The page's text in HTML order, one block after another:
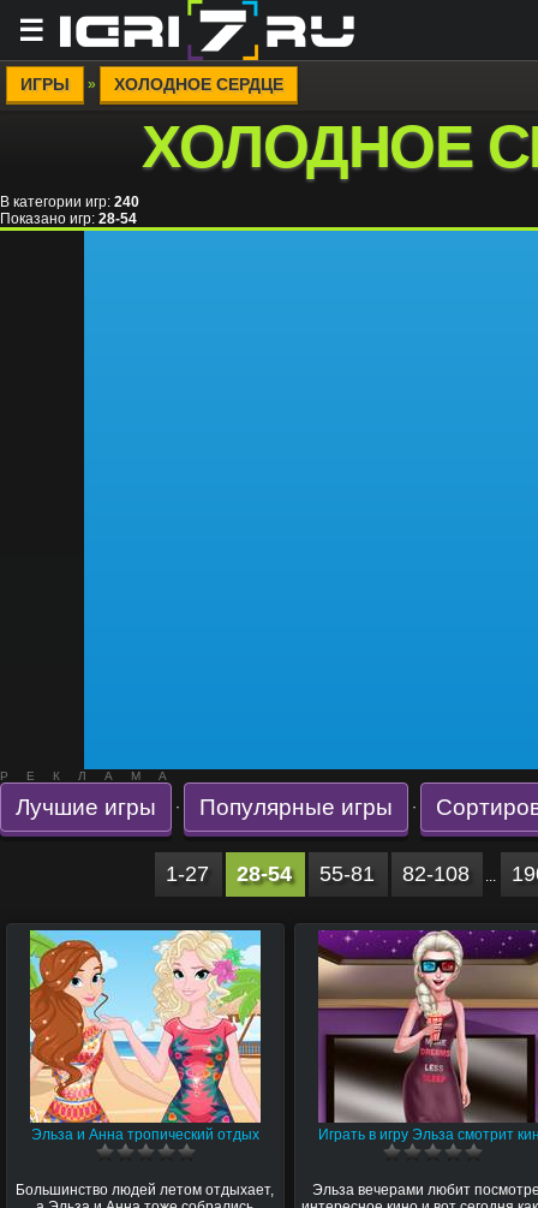
☰
ИГРЫ » ХОЛОДНОЕ СЕРДЦЕ
ХОЛОДНОЕ
В категории игр: 240
Показано игр: 28-54
РЕКЛАМА
Лучшие игры · Популярные игры ·
1-27 28-54 55-81 82-108 ...
Эльза и Анна тропический отдых
Большинство людей летом отдыхает,
Играть в игру Эльза смотрит
Эльза вечерами любит